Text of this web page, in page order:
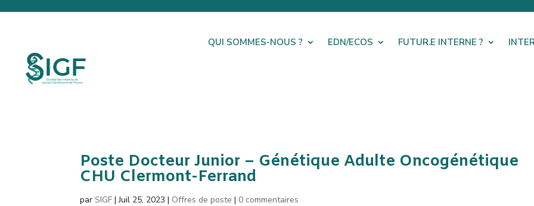
QUI SOMMES-NOUS ? EDN/ECOS FUTUR.E INTERNE ?
Poste Docteur Junior – Génétique Adulte Oncogénétique
CHU Clermont-Ferrand
parSIGF |Juil 25, 2023 | Offres de poste | 0 commentaires